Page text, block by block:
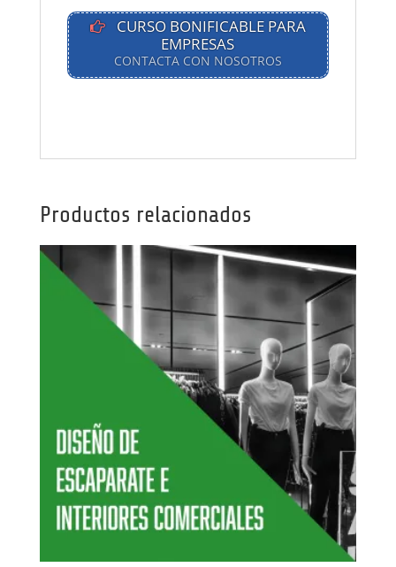
CURSO BONIFICABLE PARA
EMPRESAS
CONTACTA CON NOSOTROS
Productos relacionados